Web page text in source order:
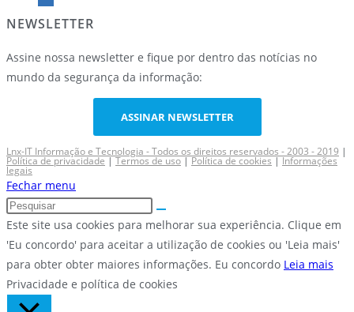
NEWSLETTER
Assine nossa newsletter e fique por dentro das notícias no
mundo da segurança da informação:
ASSINAR NEWSLETTER
Lnx-IT Informação e Tecnologia - Todos os direitos reservados - 2003 - 2019 |
Política de privacidade|Termos de uso|Política de cookies|Informações
legais
Fechar menu
Este site usa cookies para melhorar sua experiência. Clique em
'Eu concordo' para aceitar a utilização de cookies ou 'Leia mais'
para obter obter maiores informações. Eu concordo Leia mais
Privacidade e política de cookies